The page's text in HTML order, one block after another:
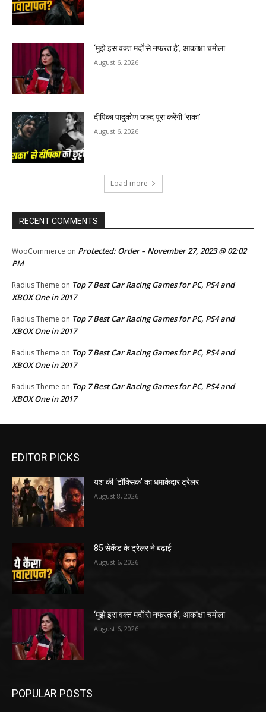
‘मुझे इस वक्त मर्दों से नफरत है’, आकांक्षा चमोला
August 6, 2026
दीपिका पादुकोण जल्द पूरा करेंगी ‘राका’
August 6, 2026
Load more
RECENT COMMENTS
WooCommerce on Protected: Order – November 27, 2023 @ 02:02
PM
Radius Theme on Top 7 Best Car Racing Games for PC, PS4 and
XBOX One in 2017
Radius Theme on Top 7 Best Car Racing Games for PC, PS4 and
XBOX One in 2017
Radius Theme on Top 7 Best Car Racing Games for PC, PS4 and
XBOX One in 2017
Radius Theme on Top 7 Best Car Racing Games for PC, PS4 and
XBOX One in 2017
EDITOR PICKS
यश की ‘टॉक्सिक’ का धमाकेदार ट्रेलर
August 8, 2026
85 सेकेंड के ट्रेलर ने बढ़ाई
August 6, 2026
‘मुझे इस वक्त मर्दों से नफरत है’, आकांक्षा चमोला
August 6, 2026
POPULAR POSTS